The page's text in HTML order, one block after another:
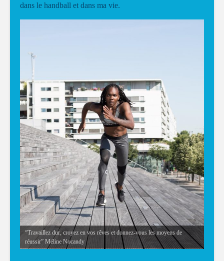
dans le handball et dans ma vie.
“Travaillez dur, croyez en vos rêves et donnez-vous les moyens de
réussir” Méline Nocandy